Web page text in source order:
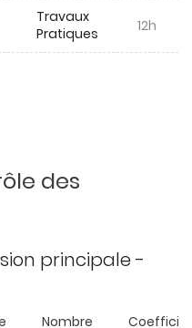
Travaux
Pratiques
12h
des
principale -
Nombre